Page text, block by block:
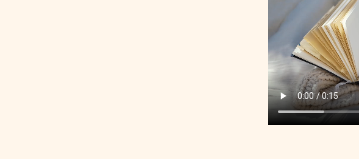
今季注目
流行のカッ
最新トレン
スタイリス
南池袋でし
トレンドを